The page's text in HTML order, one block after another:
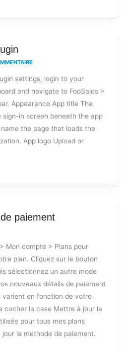
settings, login to your
and navigate to FooSales >
Appearance App title The
in screen beneath the app
the page that loads the
App logo Upload or
paiement
Mon compte > Plans pour
plan. Cliquez sur le bouton
sélectionnez un autre mode
nouveaux détails de paiement
varient en fonction de votre
cocher la case Mettre à jour la
pour tous mes plans
la méthode de paiement.